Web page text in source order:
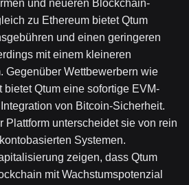
und neueren Blockchain-
zu Ethereum bietet Qtum
und einen geringeren
mit einem kleineren
Gegenüber Wettbewerbern wie
Qtum eine sofortige EVM-
von Bitcoin-Sicherheit.
Plattform unterscheidet sie von rein
Systemen.
zeigen, dass Qtum
mit Wachstumspotenzial